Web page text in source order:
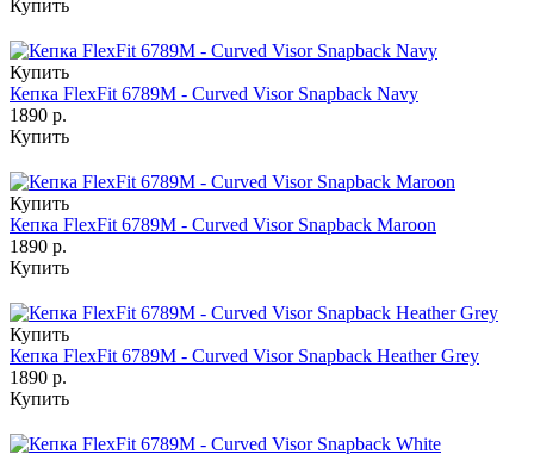
Купить
Купить
Кепка FlexFit 6789M - Curved Visor Snapback Navy
1890 р.
Купить
Купить
Кепка FlexFit 6789M - Curved Visor Snapback Maroon
1890 р.
Купить
Купить
Кепка FlexFit 6789M - Curved Visor Snapback Heather Grey
1890 р.
Купить